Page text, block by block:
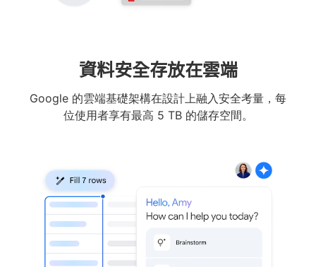
資料安全存放在雲端
Google 的雲端基礎架構在設計上融入安全考量，每
位使用者享有最高 5 TB 的儲存空間。